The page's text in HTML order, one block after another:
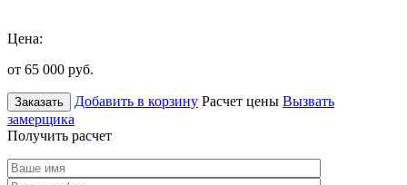
Цена:
от 65 000 руб.
Заказать Добавить в корзину Расчет цены Вызвать
замерщика
Получить расчет